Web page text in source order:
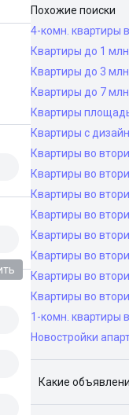
Похожие поиски
4-комн. квартиры
Квартиры до 1
Квартиры до 3
Квартиры до 7
Квартиры
Квартиры с
Квартиры во
Квартиры во
Квартиры во
Квартиры во
Квартиры во
Квартиры во
Квартиры во
Квартиры во
1-комн. квартиры
Новостройки
Какие